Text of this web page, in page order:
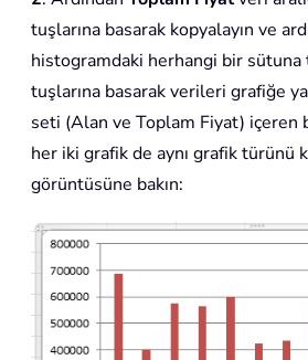
tuşlarına basarak kopyalayın ve
histogramdaki herhangi bir sütuna
tuşlarına basarak verileri grafiğe
seti (Alan ve Toplam Fiyat) içeren
her iki grafik de aynı grafik türünü
görüntüsüne bakın: